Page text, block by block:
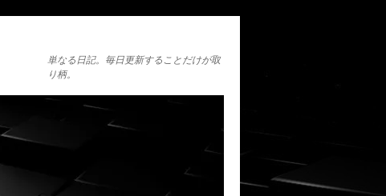
単なる日記。毎日更新することだけが取
り柄。